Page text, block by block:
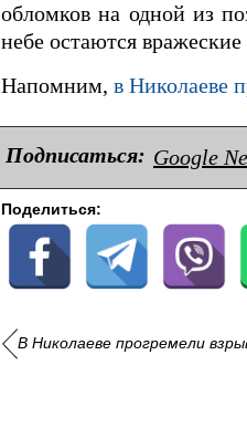
обломков на одной из
небе остаются
Напомним, в Николаеве
Подписаться: Google
Поделиться:
В Николаеве прогремели